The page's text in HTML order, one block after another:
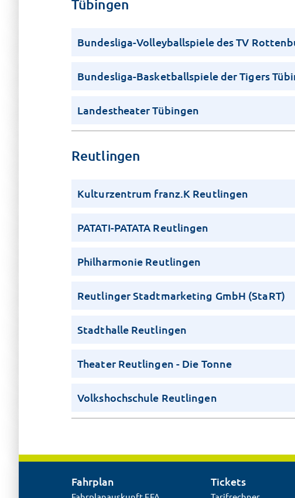
Tübingen
Bundesliga-Volleyballspiele des TV
Bundesliga-Basketballspiele der Tigers
Landestheater Tübingen
Reutlingen
Kulturzentrum franz.K Reutlingen
PATATI-PATATA Reutlingen
Philharmonie Reutlingen
Reutlinger Stadtmarketing GmbH (StaRT)
Stadthalle Reutlingen
Theater Reutlingen - Die Tonne
Volkshochschule Reutlingen
Fahrplan Tickets